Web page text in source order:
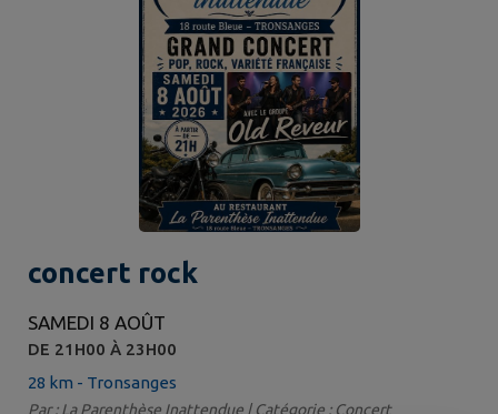
concert rock
SAMEDI 8 AOÛT
DE 21H00 À 23H00
28 km - Tronsanges
Par : La Parenthèse Inattendue | Catégorie : Concert